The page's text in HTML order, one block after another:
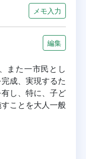
メモ入力
編集
また一市民とし
成、実現するた
し、特に、子ど
ことを大人一般